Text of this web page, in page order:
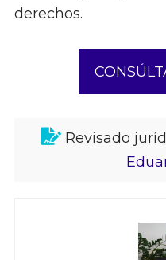
derechos.
Revisado